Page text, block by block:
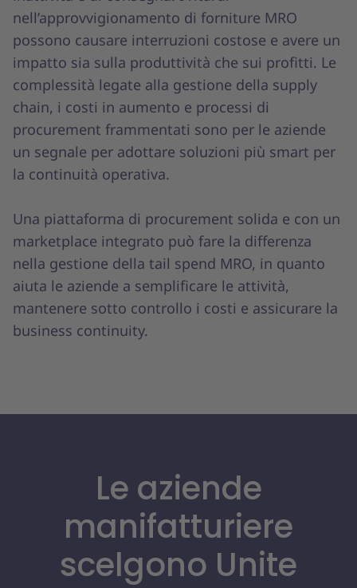
nell’approvvigionamento di forniture MRO
possono causare interruzioni costose e avere un
impatto sia sulla produttività che sui profitti. Le
complessità legate alla gestione della supply
chain, i costi in aumento e processi di
procurement frammentati sono per le aziende
un segnale per adottare soluzioni più smart per
la continuità operativa.
Una piattaforma di procurement solida e con un
marketplace integrato può fare la differenza
nella gestione della tail spend MRO, in quanto
aiuta le aziende a semplificare le attività,
mantenere sotto controllo i costi e assicurare la
business continuity.
Le aziende
manifatturiere
scelgono Unite